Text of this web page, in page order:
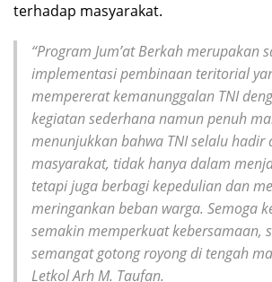
terhadap masyarakat.
“Program Jum’at Berkah merupakan
implementasi pembinaan teritorial
mempererat kemanunggalan TNI
kegiatan sederhana namun penuh
menunjukkan bahwa TNI selalu hadir
masyarakat, tidak hanya dalam
tetapi juga berbagi kepedulian dan
meringankan beban warga. Semoga
semakin memperkuat kebersamaan,
semangat gotong royong di tengah
Letkol Arh M. Taufan.